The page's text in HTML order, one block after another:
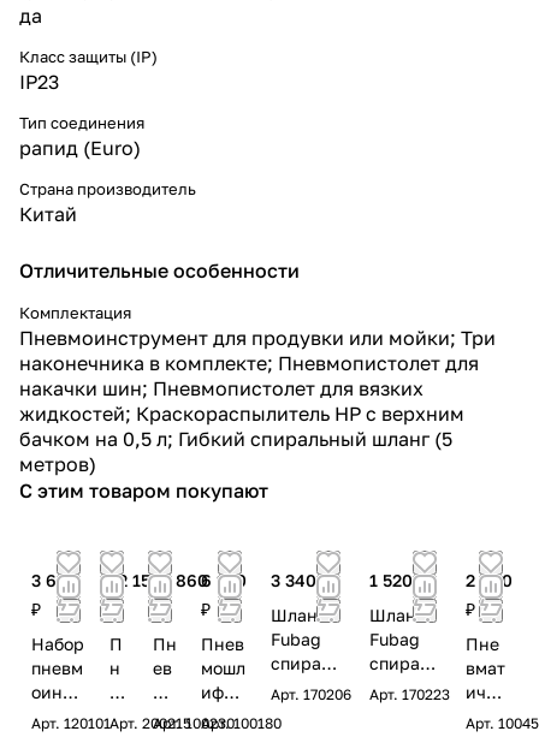
да
Класс защиты (IP)
IP23
Тип соединения
рапид (Euro)
Страна производитель
Китай
Отличительные особенности
Комплектация
Пневмоинструмент для продувки или мойки; Три
наконечника в комплекте; Пневмопистолет для
накачки шин; Пневмопистолет для вязких
жидкостей; Краскораспылитель HP с верхним
бачком на 0,5 л; Гибкий спиральный шланг (5
метров)
С этим товаром покупают
3 660
₽
Набор
пневм
оинст
румен
Арт. 120101
12 150
₽
П
н
ев
м
Арт. 200215
12 860
₽
Пн
ев
мо
га
Арт.100230
6 160
₽
Пнев
мошл
ифма
шина
Арт.100180
3 340 ₽
Шланг
Fubag
спираль
ный с
Арт. 170206
1 520 ₽
Шланг
Fubag
спираль
ный с
Арт.170223
2 980
₽
Пне
вмат
ичес
кий
Арт.